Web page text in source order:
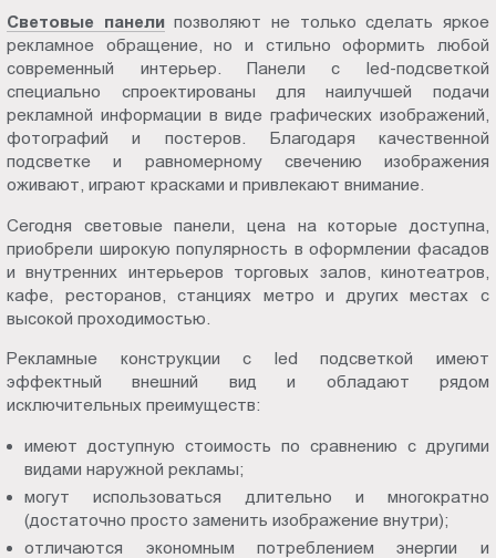
Световые панелипозволяют не только сделать яркое
рекламное обращение, но и стильно оформить любой
современный интерьер. Панели с led-подсветкой
специально спроектированы для наилучшей подачи
рекламной информации в виде графических изображений,
фотографий и постеров. Благодаря качественной
подсветке и равномерному свечению изображения
оживают, играют красками и привлекают внимание.
Сегодня световые панели, цена на которые доступна,
приобрели широкую популярность в оформлении фасадов
и внутренних интерьеров торговых залов, кинотеатров,
кафе, ресторанов, станциях метро и других местах с
высокой проходимостью.
Рекламные конструкции с led подсветкой имеют
эффектный внешний вид и обладают рядом
исключительных преимуществ:
имеют доступную стоимость по сравнению с другими
видами наружной рекламы;
могут использоваться длительно и многократно
(достаточно просто заменить изображение внутри);
отличаются экономным потреблением энергии и
Пт.:
9.00-
18.00
Сб.,
Вс.:
выходной